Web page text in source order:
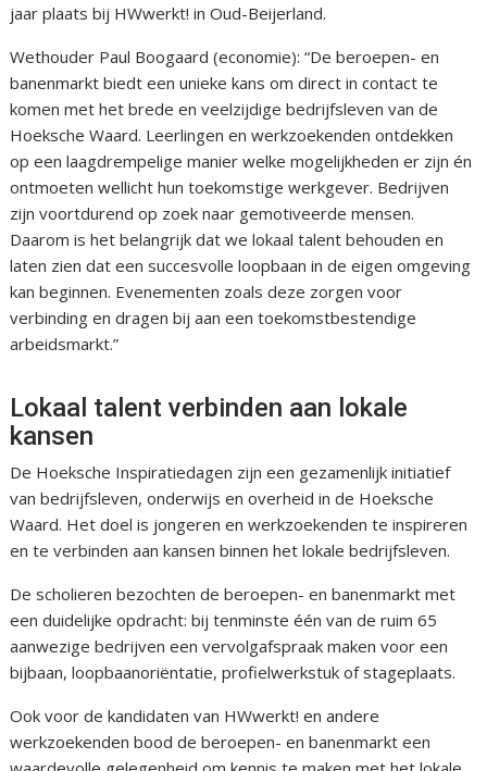
jaar plaats bij HWwerkt! in Oud-Beijerland.
Wethouder Paul Boogaard (economie): “De beroepen- en
banenmarkt biedt een unieke kans om direct in contact te
komen met het brede en veelzijdige bedrijfsleven van de
Hoeksche Waard. Leerlingen en werkzoekenden ontdekken
op een laagdrempelige manier welke mogelijkheden er zijn én
ontmoeten wellicht hun toekomstige werkgever. Bedrijven
zijn voortdurend op zoek naar gemotiveerde mensen.
Daarom is het belangrijk dat we lokaal talent behouden en
laten zien dat een succesvolle loopbaan in de eigen omgeving
kan beginnen. Evenementen zoals deze zorgen voor
verbinding en dragen bij aan een toekomstbestendige
arbeidsmarkt.”
Lokaal talent verbinden aan lokale
kansen
De Hoeksche Inspiratiedagen zijn een gezamenlijk initiatief
van bedrijfsleven, onderwijs en overheid in de Hoeksche
Waard. Het doel is jongeren en werkzoekenden te inspireren
en te verbinden aan kansen binnen het lokale bedrijfsleven.
De scholieren bezochten de beroepen- en banenmarkt met
een duidelijke opdracht: bij tenminste één van de ruim 65
aanwezige bedrijven een vervolgafspraak maken voor een
bijbaan, loopbaanoriëntatie, profielwerkstuk of stageplaats.
Ook voor de kandidaten van HWwerkt! en andere
werkzoekenden bood de beroepen- en banenmarkt een